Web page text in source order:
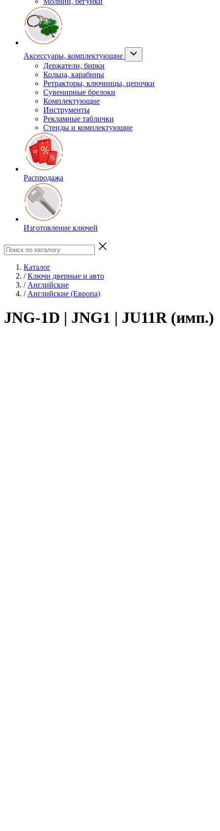
Аксессуары, комплектующие
Держатели, бирки
Кольца, карабины
Ретракторы, ключницы, цепочки
Сувенирные брелоки
Комплектующие
Инструменты
Рекламные таблички
Стенды и комплектующие
Распродажа
Изготовление ключей
Каталог
/ Ключи дверные и авто
/ Английские
/ Английские (Европа)
JNG-1D | JNG1 | JU11R (имп.)